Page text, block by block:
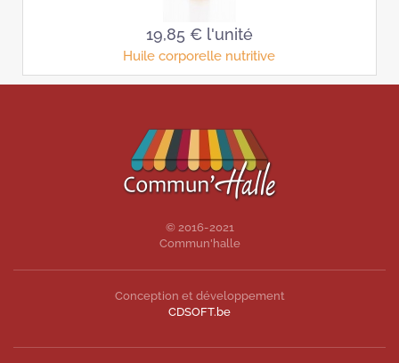
19,85 € l'unité
Huile corporelle nutritive
© 2016-2021
Commun'halle
Conception et développement
CDSOFT.be